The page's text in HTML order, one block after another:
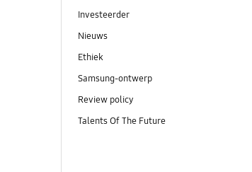
Investeerder
Nieuws
Ethiek
Samsung-ontwerp
Review policy
Talents Of The Future